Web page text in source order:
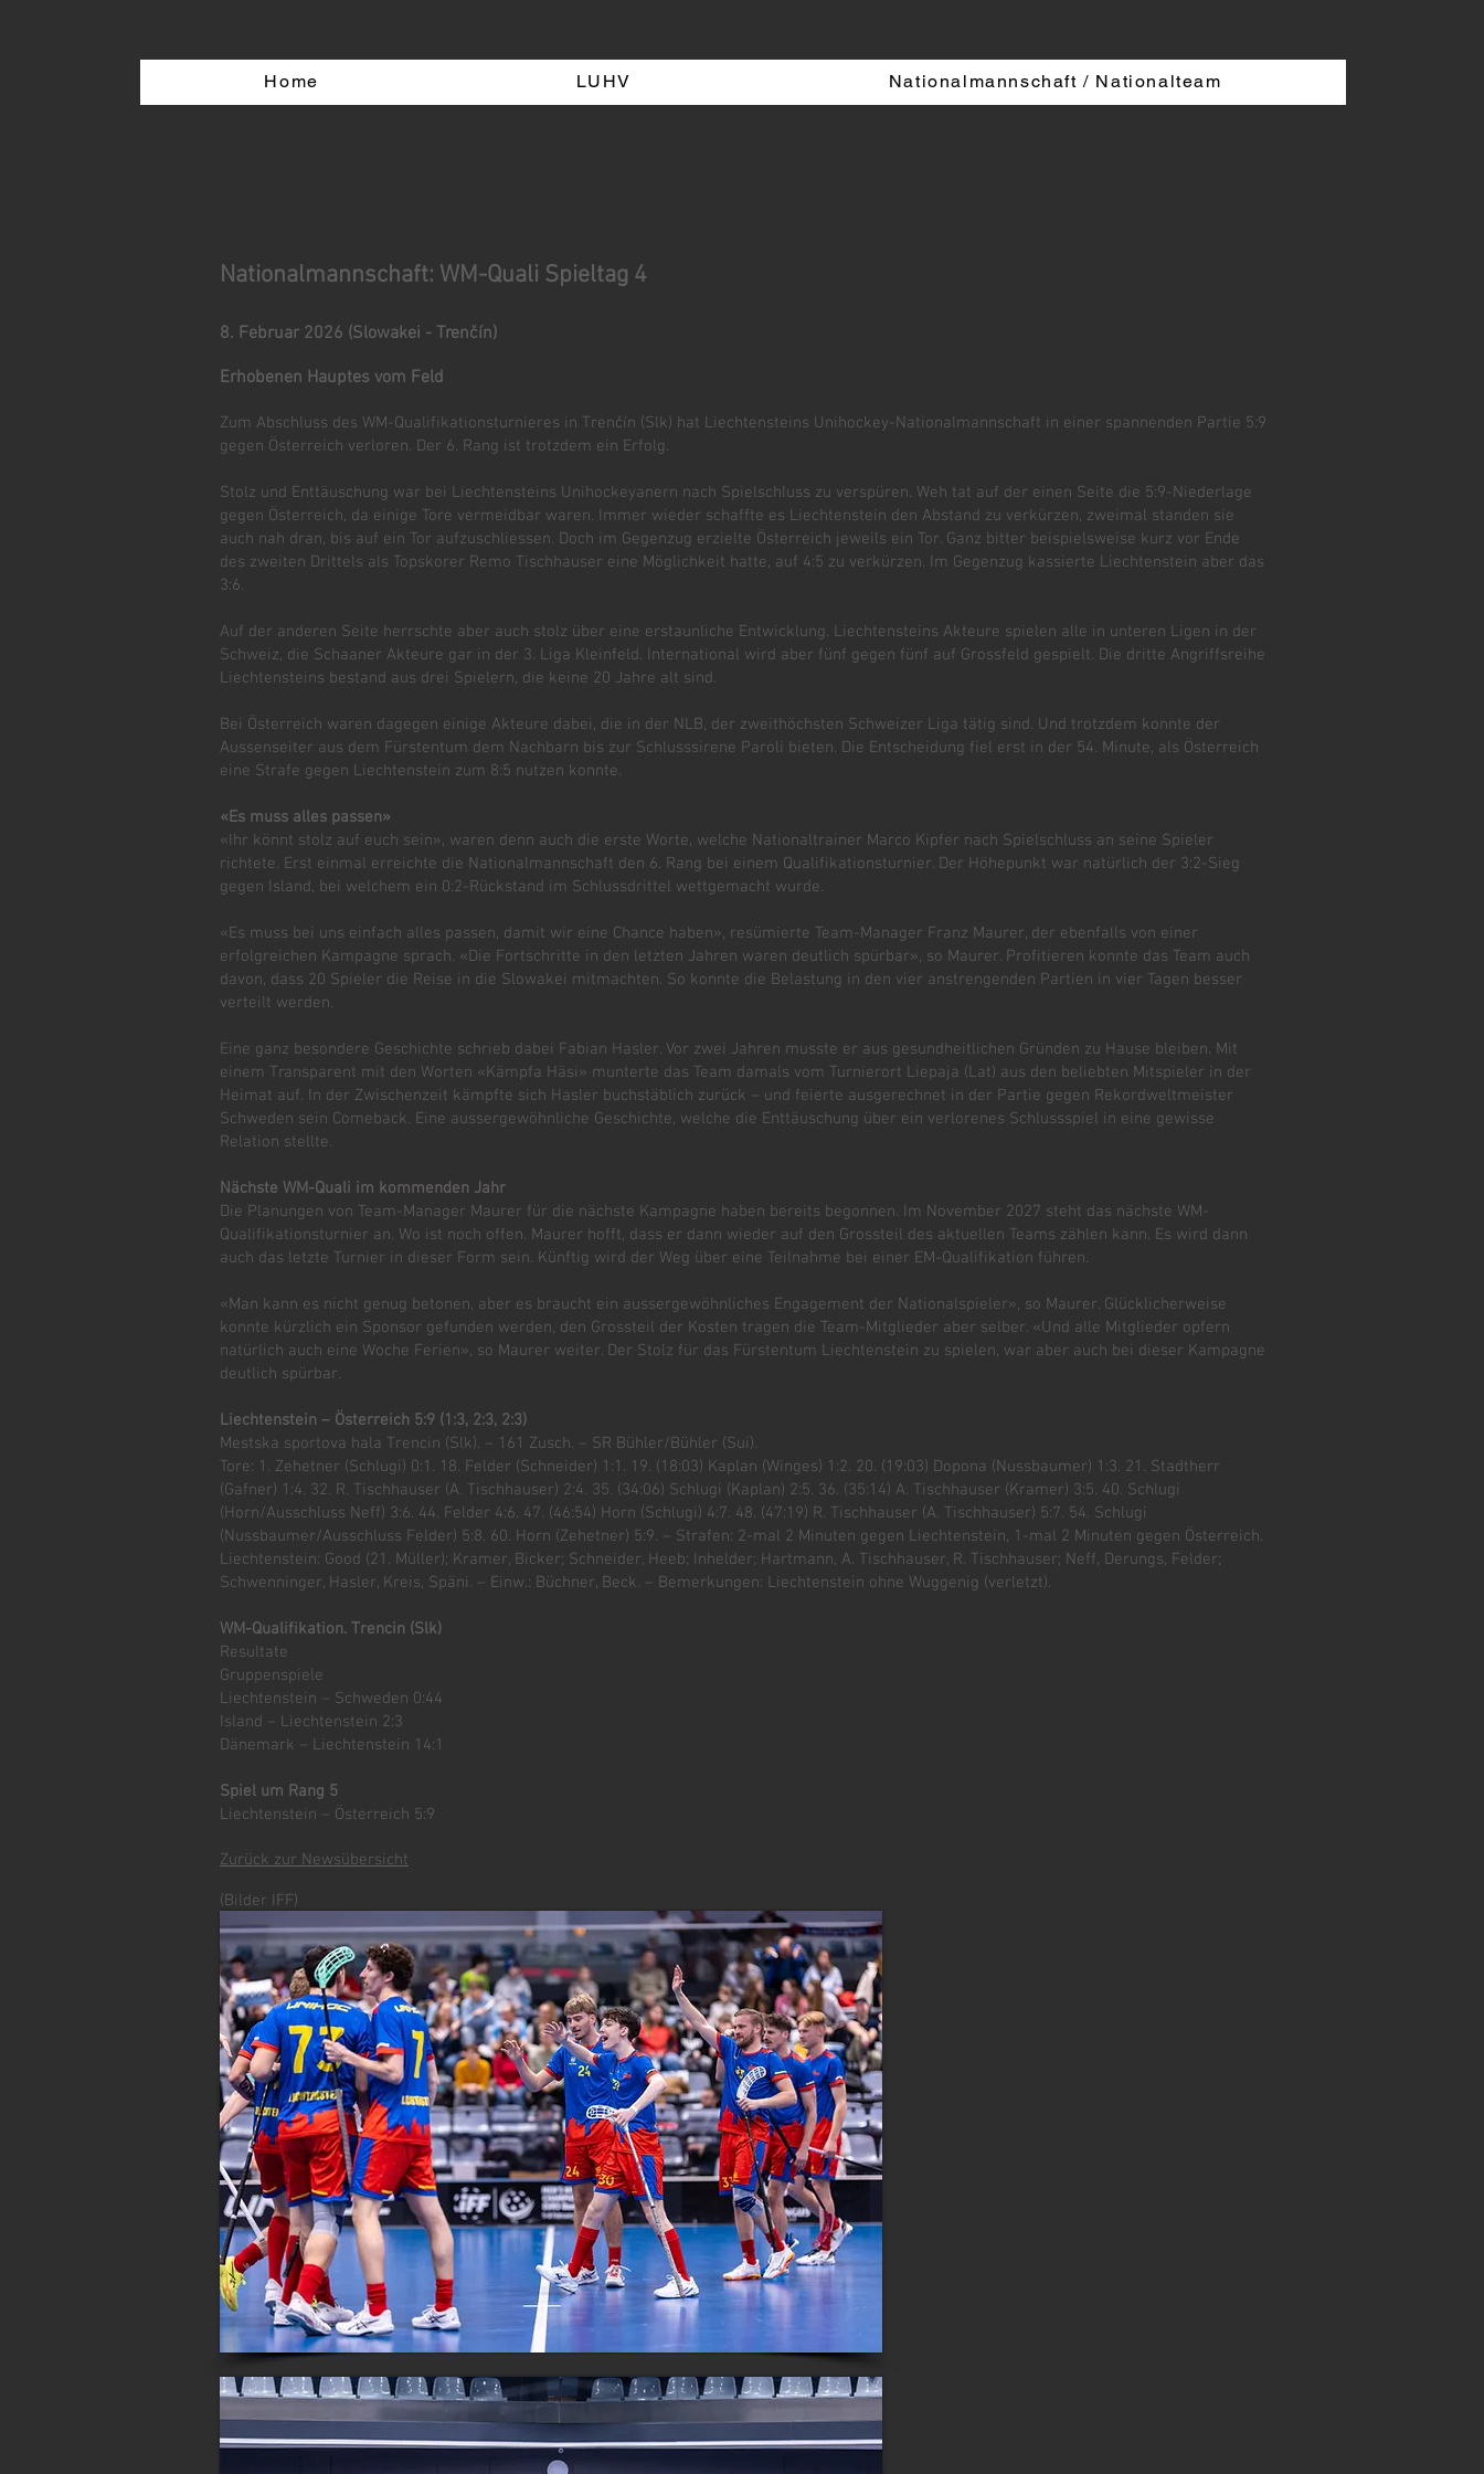
Home LUHV Nationalmannschaft / Nationalteam
Nationalmannschaft: WM-Quali Spieltag 4
8. Februar 2026 (Slowakei - Trenčín)
Erhobenen Hauptes vom Feld
Zum Abschluss des WM-Qualifikationsturnieres in Trenčín (Slk) hat Liechtensteins Unihockey-Nationalmannschaft in einer spannenden Partie 5:9
gegen Österreich verloren. Der 6. Rang ist trotzdem ein Erfolg.
Stolz und Enttäuschung war bei Liechtensteins Unihockeyanern nach Spielschluss zu verspüren. Weh tat auf der einen Seite die 5:9-Niederlage
gegen Österreich, da einige Tore vermeidbar waren. Immer wieder schaffte es Liechtenstein den Abstand zu verkürzen, zweimal standen sie
auch nah dran, bis auf ein Tor aufzuschliessen. Doch im Gegenzug erzielte Österreich jeweils ein Tor. Ganz bitter beispielsweise kurz vor Ende
des zweiten Drittels als Topskorer Remo Tischhauser eine Möglichkeit hatte, auf 4:5 zu verkürzen. Im Gegenzug kassierte Liechtenstein aber das
3:6.
Auf der anderen Seite herrschte aber auch stolz über eine erstaunliche Entwicklung. Liechtensteins Akteure spielen alle in unteren Ligen in der
Schweiz, die Schaaner Akteure gar in der 3. Liga Kleinfeld. International wird aber fünf gegen fünf auf Grossfeld gespielt. Die dritte Angriffsreihe
Liechtensteins bestand aus drei Spielern, die keine 20 Jahre alt sind.
Bei Österreich waren dagegen einige Akteure dabei, die in der NLB, der zweithöchsten Schweizer Liga tätig sind. Und trotzdem konnte der
Aussenseiter aus dem Fürstentum dem Nachbarn bis zur Schlusssirene Paroli bieten. Die Entscheidung fiel erst in der 54. Minute, als Österreich
eine Strafe gegen Liechtenstein zum 8:5 nutzen konnte.
«Es muss alles passen»
«Ihr könnt stolz auf euch sein», waren denn auch die erste Worte, welche Nationaltrainer Marco Kipfer nach Spielschluss an seine Spieler
richtete. Erst einmal erreichte die Nationalmannschaft den 6. Rang bei einem Qualifikationsturnier. Der Höhepunkt war natürlich der 3:2-Sieg
gegen Island, bei welchem ein 0:2-Rückstand im Schlussdrittel wettgemacht wurde.
«Es muss bei uns einfach alles passen, damit wir eine Chance haben», resümierte Team-Manager Franz Maurer, der ebenfalls von einer
erfolgreichen Kampagne sprach. «Die Fortschritte in den letzten Jahren waren deutlich spürbar», so Maurer. Profitieren konnte das Team auch
davon, dass 20 Spieler die Reise in die Slowakei mitmachten. So konnte die Belastung in den vier anstrengenden Partien in vier Tagen besser
verteilt werden.
Eine ganz besondere Geschichte schrieb dabei Fabian Hasler. Vor zwei Jahren musste er aus gesundheitlichen Gründen zu Hause bleiben. Mit
einem Transparent mit den Worten «Kämpfa Häsi» munterte das Team damals vom Turnierort Liepaja (Lat) aus den beliebten Mitspieler in der
Heimat auf. In der Zwischenzeit kämpfte sich Hasler buchstäblich zurück – und feierte ausgerechnet in der Partie gegen Rekordweltmeister
Schweden sein Comeback. Eine aussergewöhnliche Geschichte, welche die Enttäuschung über ein verlorenes Schlussspiel in eine gewisse
Relation stellte.
Nächste WM-Quali im kommenden Jahr
Die Planungen von Team-Manager Maurer für die nächste Kampagne haben bereits begonnen. Im November 2027 steht das nächste WM-
Qualifikationsturnier an. Wo ist noch offen. Maurer hofft, dass er dann wieder auf den Grossteil des aktuellen Teams zählen kann. Es wird dann
auch das letzte Turnier in dieser Form sein. Künftig wird der Weg über eine Teilnahme bei einer EM-Qualifikation führen.
«Man kann es nicht genug betonen, aber es braucht ein aussergewöhnliches Engagement der Nationalspieler», so Maurer. Glücklicherweise
konnte kürzlich ein Sponsor gefunden werden, den Grossteil der Kosten tragen die Team-Mitglieder aber selber. «Und alle Mitglieder opfern
natürlich auch eine Woche Ferien», so Maurer weiter. Der Stolz für das Fürstentum Liechtenstein zu spielen, war aber auch bei dieser Kampagne
deutlich spürbar.
Liechtenstein – Österreich 5:9 (1:3, 2:3, 2:3)
Mestska sportova hala Trencin (Slk). – 161 Zusch. – SR Bühler/Bühler (Sui).
Tore: 1. Zehetner (Schlugi) 0:1. 18. Felder (Schneider) 1:1. 19. (18:03) Kaplan (Winges) 1:2. 20. (19:03) Dopona (Nussbaumer) 1:3. 21. Stadtherr
(Gafner) 1:4. 32. R. Tischhauser (A. Tischhauser) 2:4. 35. (34:06) Schlugi (Kaplan) 2:5. 36. (35:14) A. Tischhauser (Kramer) 3:5. 40. Schlugi
(Horn/Ausschluss Neff) 3:6. 44. Felder 4:6. 47. (46:54) Horn (Schlugi) 4:7. 48. (47:19) R. Tischhauser (A. Tischhauser) 5:7. 54. Schlugi
(Nussbaumer/Ausschluss Felder) 5:8. 60. Horn (Zehetner) 5:9. – Strafen: 2-mal 2 Minuten gegen Liechtenstein, 1-mal 2 Minuten gegen Österreich.
Liechtenstein: Good (21. Müller); Kramer, Bicker; Schneider, Heeb; Inhelder; Hartmann, A. Tischhauser, R. Tischhauser; Neff, Derungs, Felder;
Schwenninger, Hasler, Kreis, Späni. – Einw.: Büchner, Beck. – Bemerkungen: Liechtenstein ohne Wuggenig (verletzt).
WM-Qualifikation. Trencin (Slk)
Resultate
Gruppenspiele
Liechtenstein – Schweden 0:44
Island – Liechtenstein 2:3
Dänemark – Liechtenstein 14:1
Spiel um Rang 5
Liechtenstein – Österreich 5:9
Zurück zur Newsübersicht
(Bilder IFF)